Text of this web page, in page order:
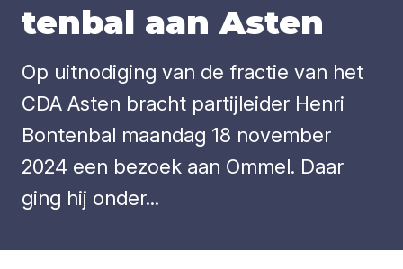
ten­bal aan Asten
Op uitnodiging van de fractie van het
CDA Asten bracht partijleider Henri
Bontenbal maandag 18 november
2024 een bezoek aan Ommel. Daar
ging hij onder...